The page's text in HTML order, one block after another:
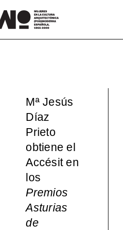
al
Mª Jesús
Díaz
Prieto
obtiene el
Accésit en
los
Premios
Asturias
de